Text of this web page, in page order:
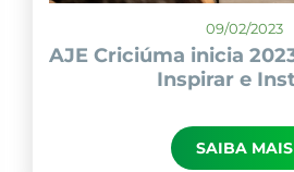
09/02/2023
AJE Criciúma inicia
Inspirar e
SAIBA MAIS